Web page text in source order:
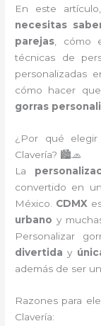
En este
necesitas
parejas , cómo
técnicas de
personalizadas
cómo hacer
gorras
¿Por qué elegir
Clavería? 🏙️🧢
La
convertido en
México. CDMX
urbano y
Personalizar
divertida y
además de ser
Razones para
Clavería: